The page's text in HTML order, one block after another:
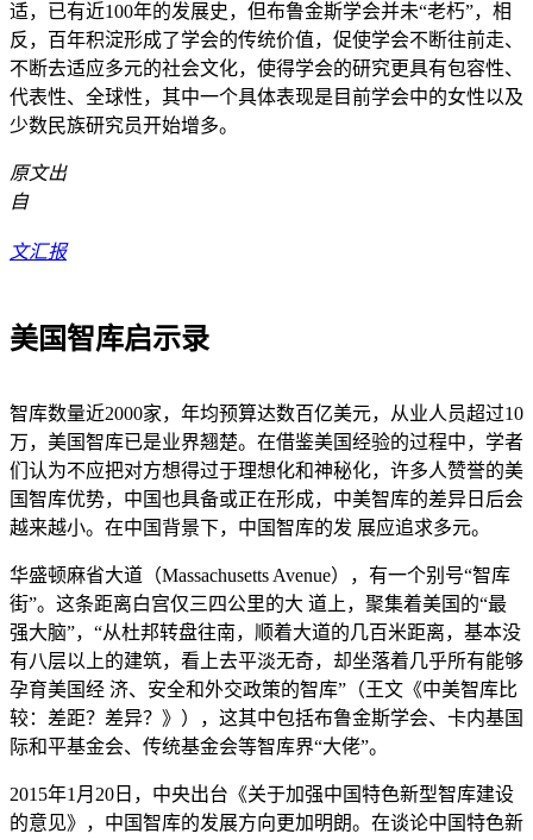
适，已有近100年的发展史，但布鲁金斯学会并未“老朽”，相
反，百年积淀形成了学会的传统价值，促使学会不断往前走、
不断去适应多元的社会文化，使得学会的研究更具有包容性、
代表性、全球性，其中一个具体表现是目前学会中的女性以及
少数民族研究员开始增多。
原文出
自
文汇报
美国智库启示录
智库数量近2000家，年均预算达数百亿美元，从业人员超过10
万，美国智库已是业界翘楚。在借鉴美国经验的过程中，学者
们认为不应把对方想得过于理想化和神秘化，许多人赞誉的美
国智库优势，中国也具备或正在形成，中美智库的差异日后会
越来越小。在中国背景下，中国智库的发 展应追求多元。
华盛顿麻省大道（Massachusetts Avenue），有一个别号“智库
街”。这条距离白宫仅三四公里的大 道上，聚集着美国的“最
强大脑”，“从杜邦转盘往南，顺着大道的几百米距离，基本没
有八层以上的建筑，看上去平淡无奇，却坐落着几乎所有能够
孕育美国经 济、安全和外交政策的智库”（王文《中美智库比
较：差距？差异？》），这其中包括布鲁金斯学会、卡内基国
际和平基金会、传统基金会等智库界“大佬”。
2015年1月20日，中央出台《关于加强中国特色新型智库建设
的意见》，中国智库的发展方向更加明朗。在谈论中国特色新